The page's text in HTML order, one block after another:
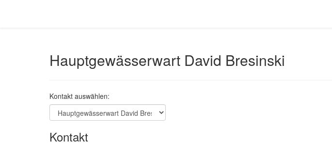
Hauptgewässerwart David Bresinski
Kontakt auswählen:
Kontakt